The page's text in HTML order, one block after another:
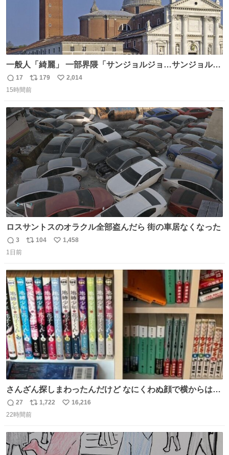
一般人「綺麗」 一部界隈「サンジョルジョ…サンジョルジ
ョマ…ジョルノジョバァーナ！！』
返
信
17
リ
ポ
ト
数
179
い
数
2,014
15時間前
ロスサントスのオラクル全部盗んだら 街の車居なくなった
返
信
3
リ
ト
数
104
い
数
1,458
1日前
さんざん探しまわったんだけど なにくわぬ顔で横からはえ
てた
返
信
27
リ
ポ
ト
数
1,722
い
数
16,216
22時間前